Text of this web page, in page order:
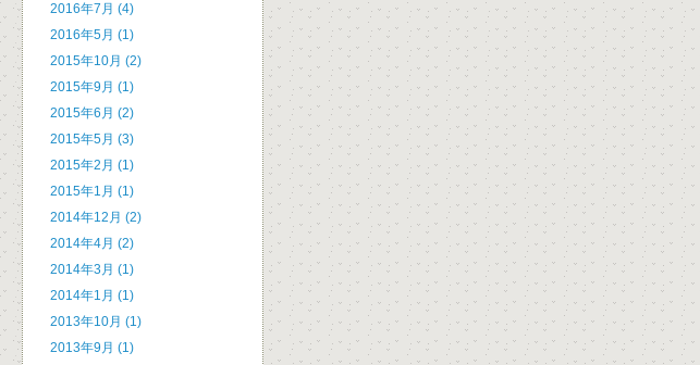
2016年7月 (4)
2016年5月 (1)
2015年10月 (2)
2015年9月 (1)
2015年6月 (2)
2015年5月 (3)
2015年2月 (1)
2015年1月 (1)
2014年12月 (2)
2014年4月 (2)
2014年3月 (1)
2014年1月 (1)
2013年10月 (1)
2013年9月 (1)